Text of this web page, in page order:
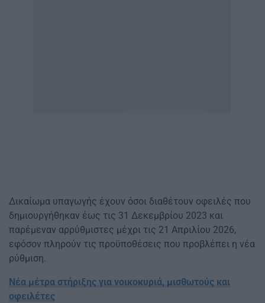
Δικαίωμα υπαγωγής έχουν όσοι διαθέτουν οφειλές που
δημιουργήθηκαν έως τις 31 Δεκεμβρίου 2023 και
παρέμεναν αρρύθμιστες μέχρι τις 21 Απριλίου 2026,
εφόσον πληρούν τις προϋποθέσεις που προβλέπει η νέα
ρύθμιση.
Νέα μέτρα στήριξης για νοικοκυριά, μισθωτούς και
οφειλέτες